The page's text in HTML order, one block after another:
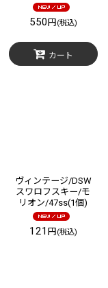
550 円 (税込)
カート
ヴィンテージ/DSW
スワロフスキー/モ
リオン/47ss(1個)
121 円 (税込)